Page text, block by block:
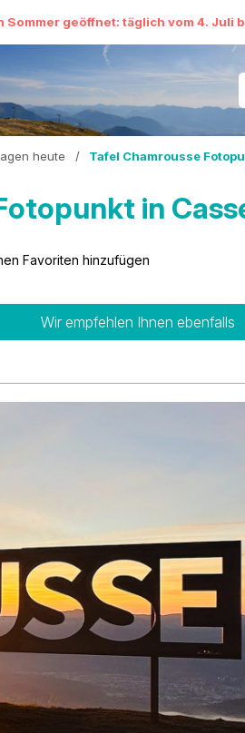
geöffnet: täglich vom 4. Juli
heute / Tafel Chamrousse
in
Favoriten hinzufügen
Wir empfehlen Ihnen ebenfalls